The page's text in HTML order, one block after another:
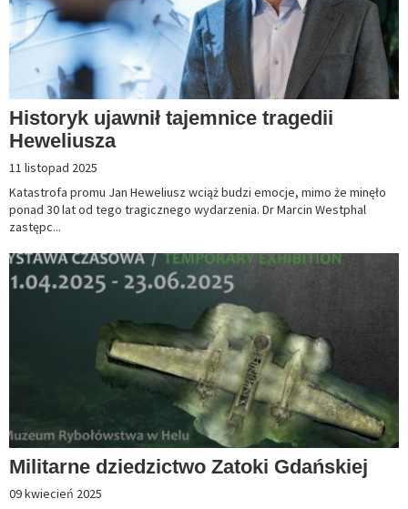
Historyk ujawnił tajemnice tragedii
Heweliusza
11 listopad 2025
Katastrofa promu Jan Heweliusz wciąż budzi emocje, mimo że minęło
ponad 30 lat od tego tragicznego wydarzenia. Dr Marcin Westphal
zastępc...
Militarne dziedzictwo Zatoki Gdańskiej
09 kwiecień 2025